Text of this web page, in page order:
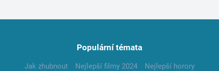
Populární témata
Jak zhubnout Nejlepší filmy 2024
Nejlepší horory